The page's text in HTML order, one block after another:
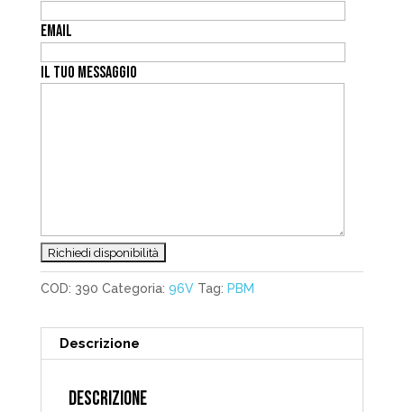
EMAIL
IL TUO MESSAGGIO
COD: 390 Categoria: 96V Tag: PBM
Descrizione
DESCRIZIONE